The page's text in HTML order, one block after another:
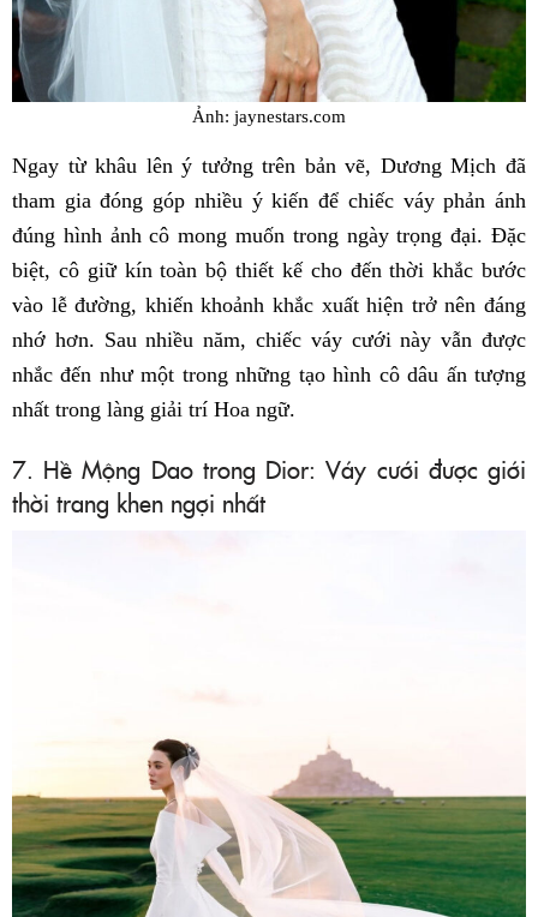
Ảnh: jaynestars.com
Ngay từ khâu lên ý tưởng trên bản vẽ, Dương Mịch đã
tham gia đóng góp nhiều ý kiến để chiếc váy phản ánh
đúng hình ảnh cô mong muốn trong ngày trọng đại. Đặc
biệt, cô giữ kín toàn bộ thiết kế cho đến thời khắc bước
vào lễ đường, khiến khoảnh khắc xuất hiện trở nên đáng
nhớ hơn. Sau nhiều năm, chiếc váy cưới này vẫn được
nhắc đến như một trong những tạo hình cô dâu ấn tượng
nhất trong làng giải trí Hoa ngữ.
7. Hề Mộng Dao trong Dior: Váy cưới được giới
thời trang khen ngợi nhất